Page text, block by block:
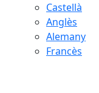
Castellà
Anglès
Alemany
Francès